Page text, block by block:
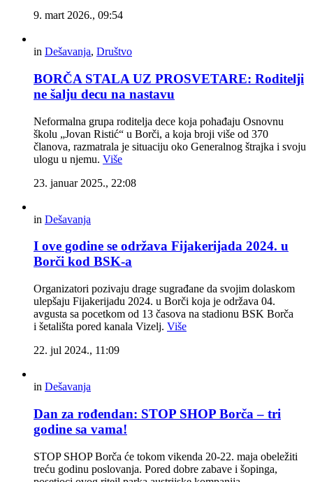
9. mart 2026., 09:54
in Dešavanja, Društvo
BORČA STALA UZ PROSVETARE: Roditelji
ne šalju decu na nastavu
Neformalna grupa roditelja dece koja pohađaju Osnovnu
školu „Jovan Ristić“ u Borči, a koja broji više od 370
članova, razmatrala je situaciju oko Generalnog štrajka i svoju
ulogu u njemu. Više
23. januar 2025., 22:08
in Dešavanja
I ove godine se održava Fijakerijada 2024. u
Borči kod BSK-a
Organizatori pozivaju drage sugrađane da svojim dolaskom
ulepšaju Fijakerijadu 2024. u Borči koja je održava 04.
avgusta sa pocetkom od 13 časova na stadionu BSK Borča
i šetališta pored kanala Vizelj. Više
22. jul 2024., 11:09
in Dešavanja
Dan za rođendan: STOP SHOP Borča – tri
godine sa vama!
STOP SHOP Borča će tokom vikenda 20-22. maja obeležiti
treću godinu poslovanja. Pored dobre zabave i šopinga,